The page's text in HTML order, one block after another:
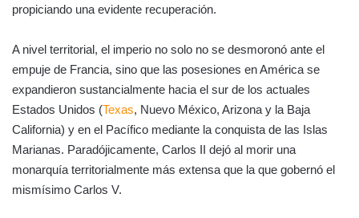
propiciando una evidente recuperación.
A nivel territorial, el imperio no solo no se desmoronó ante el
empuje de Francia, sino que las posesiones en América se
expandieron sustancialmente hacia el sur de los actuales
Estados Unidos (Texas, Nuevo México, Arizona y la Baja
California) y en el Pacífico mediante la conquista de las Islas
Marianas. Paradójicamente, Carlos II dejó al morir una
monarquía territorialmente más extensa que la que gobernó el
mismísimo Carlos V.